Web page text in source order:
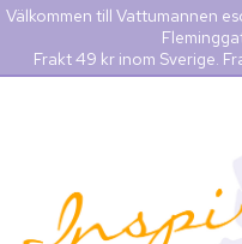
Välkommen till Vattumannen
Frakt 49 kr inom Sverige.